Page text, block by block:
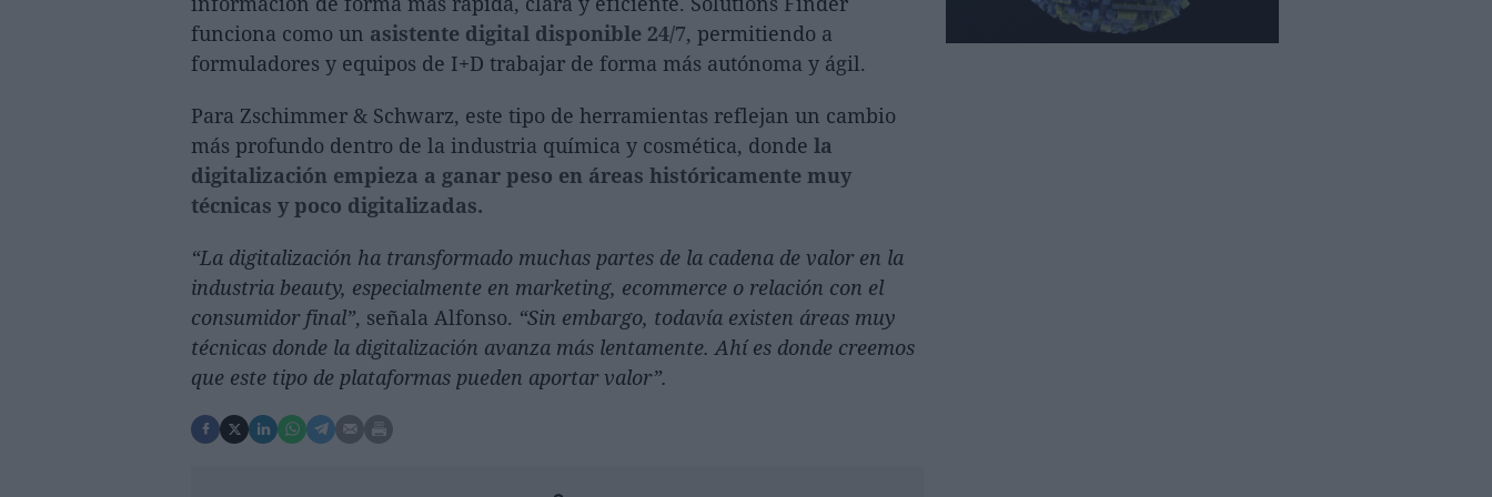
funciona como un asistente digital disponible 24/7, permitiendo a
formuladores y equipos de I+D trabajar de forma más autónoma y ágil.
Para Zschimmer & Schwarz, este tipo de herramientas reflejan un cambio
más profundo dentro de la industria química y cosmética, donde la
digitalización empieza a ganar peso en áreas históricamente muy
técnicas y poco digitalizadas.
“La digitalización ha transformado muchas partes de la cadena de valor en la
industria beauty, especialmente en marketing, ecommerce o relación con el
consumidor final”, señala Alfonso. “Sin embargo, todavía existen áreas muy
técnicas donde la digitalización avanza más lentamente. Ahí es donde creemos
que este tipo de plataformas pueden aportar valor”.